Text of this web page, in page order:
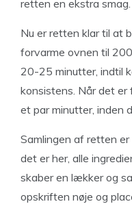
retten en ekstra smag.
Nu er retten klar til at
forvarme ovnen til
20-25 minutter, indtil
konsistens. Når det
et par minutter, inden
Samlingen af retten
det er her, alle
skaber en lækker og
opskriften nøje og